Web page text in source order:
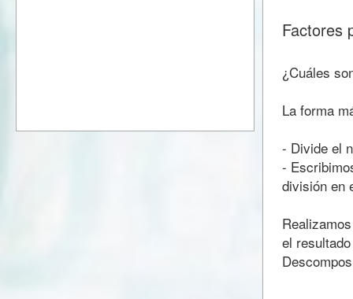
Factores
¿Cuáles
La forma
- Divide el
-
división en
el